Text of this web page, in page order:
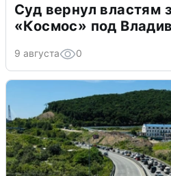
Суд вернул властям
«Космос» под
9 августа 0